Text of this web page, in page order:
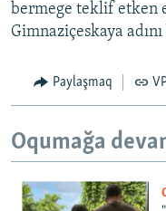
bermege teklif etken
Gimnaziçeskaya
Paylaşmaq
Oqumağa